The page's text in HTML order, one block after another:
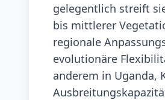
gelegentlich streift
bis mittlerer
regionale
evolutionäre
anderem in Uganda,